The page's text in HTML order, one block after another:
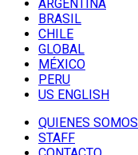
ARGENTINA
BRASIL
CHILE
GLOBAL
MÉXICO
PERU
US ENGLISH
QUIENES SOMOS
STAFF